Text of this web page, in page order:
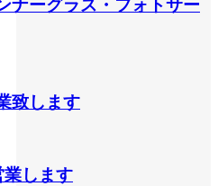
ナーグラス・フォトサー
致します
します